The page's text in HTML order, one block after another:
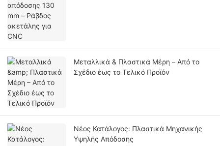
Μεταλλικά & Πλαστικά Μέρη – Από το
Σχέδιο έως το Τελικό Προϊόν
Νέος Κατάλογος: Πλαστικά Μηχανικής
Υψηλής Απόδοσης